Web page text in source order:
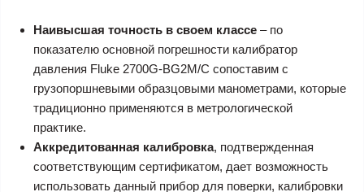
Наивысшая точность в своем классе – по
показателю основной погрешности калибратор
давления Fluke 2700G-BG2M/C сопоставим с
грузопоршневыми образцовыми манометрами, которые
традиционно применяются в метрологической
практике.
Аккредитованная калибровка, подтвержденная
соответствующим сертификатом, дает возможность
использовать данный прибор для поверки, калибровки